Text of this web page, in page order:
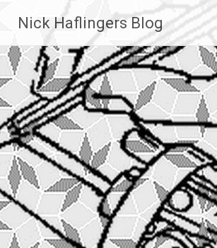
Inhalt
springen
Nick Haflingers Blog